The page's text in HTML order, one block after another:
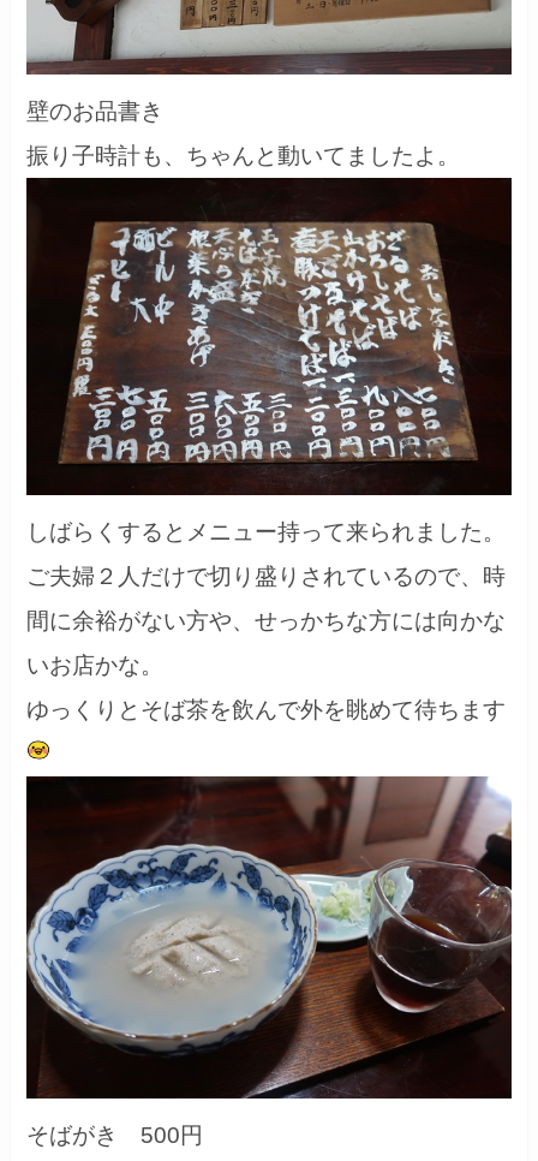
壁のお品書き
振り子時計も、ちゃんと動いてましたよ。
しばらくするとメニュー持って来られました。
ご夫婦２人だけで切り盛りされているので、時
間に余裕がない方や、せっかちな方には向かな
いお店かな。
ゆっくりとそば茶を飲んで外を眺めて待ちます
そばがき 500円